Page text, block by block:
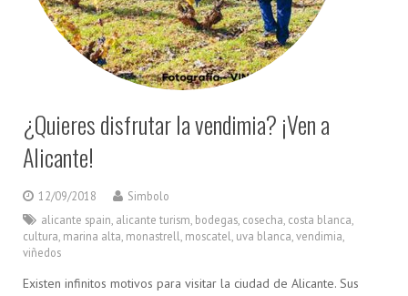
¿Quieres disfrutar la vendimia? ¡Ven a
Alicante!
12/09/2018
Simbolo
alicante spain alicante turism bodegas cosecha costa blanca
cultura marina alta monastrell moscatel uva blanca vendimia
viñedos
Existen infinitos motivos para visitar la ciudad de Alicante. Sus